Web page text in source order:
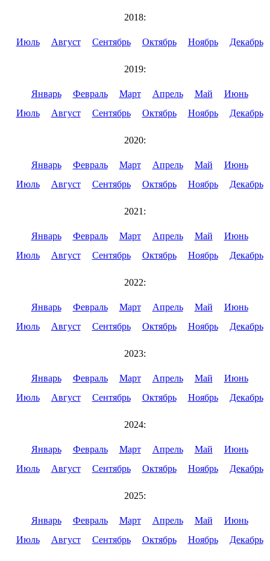
2018:
Июль Август Сентябрь Октябрь Ноябрь Декабрь
2019:
Январь Февраль Март Апрель Май
Июнь
Июль
Август Сентябрь Октябрь Ноябрь Декабрь
2020:
Январь Февраль Март Апрель Май
Июнь
Июль
Август Сентябрь Октябрь Ноябрь Декабрь
2021:
Январь Февраль Март Апрель Май
Июнь
Июль
Август Сентябрь Октябрь Ноябрь Декабрь
2022:
Январь Февраль Март Апрель Май
Июнь
Июль
Август Сентябрь Октябрь Ноябрь Декабрь
2023:
Январь Февраль Март Апрель Май
Июнь
Июль
Август Сентябрь Октябрь Ноябрь Декабрь
2024:
Январь Февраль Март Апрель Май
Июнь
Июль
Август Сентябрь Октябрь Ноябрь Декабрь
2025:
Январь Февраль Март Апрель Май
Июнь
Июль
Август Сентябрь Октябрь Ноябрь Декабрь